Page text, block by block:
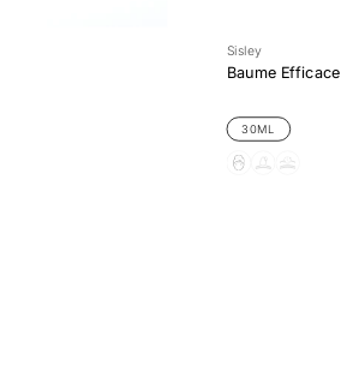
Sisley
Baume Efficace
30ML